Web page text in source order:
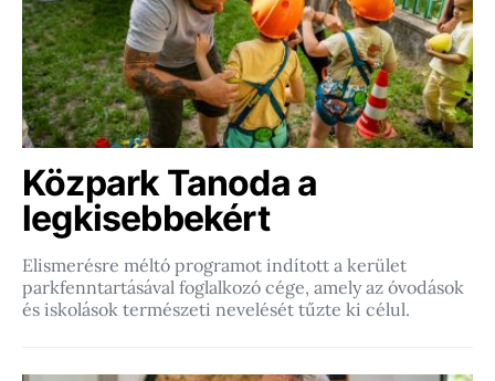
Közpark Tanoda a
legkisebbekért
Elismerésre méltó programot indított a kerület
parkfenntartásával foglalkozó cége, amely az óvodások
és iskolások természeti nevelését tűzte ki célul.